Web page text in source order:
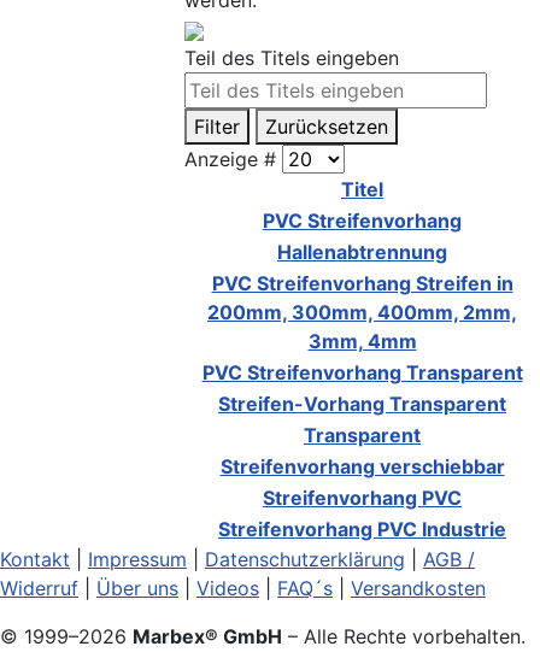
Teil des Titels eingeben
Filter
Zurücksetzen
Anzeige #
Titel
PVC Streifenvorhang
Hallenabtrennung
PVC Streifenvorhang Streifen in
200mm, 300mm, 400mm, 2mm,
3mm, 4mm
PVC Streifenvorhang Transparent
Streifen-Vorhang Transparent
Transparent
Streifenvorhang verschiebbar
Streifenvorhang PVC
Streifenvorhang PVC Industrie
Kontakt
Impressum Datenschutzerklärung
AGB /
Widerruf
Über uns Videos FAQ´s
Versandkosten
© 1999–2026 Marbex® GmbH – Alle Rechte vorbehalten.